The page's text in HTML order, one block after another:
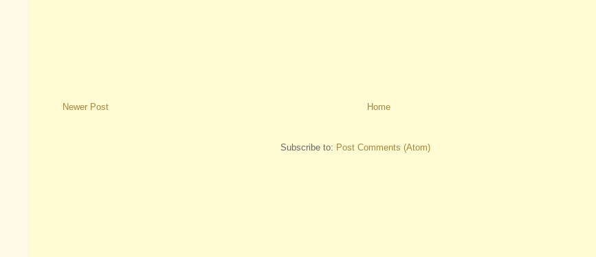
Newer Post Home
Subscribe to: Post Comments (Atom)